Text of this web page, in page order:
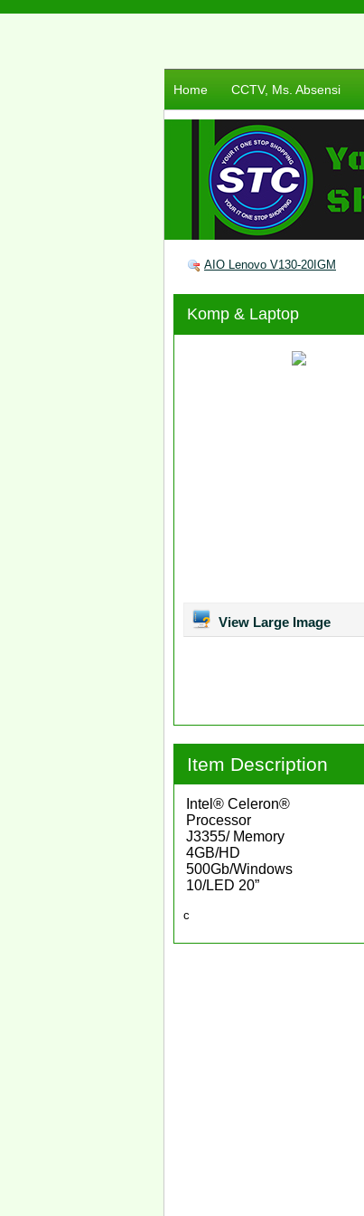
Home CCTV, Ms. Absensi
AIO Lenovo V130-20IGM
Komp & Laptop
View Large Image
Item Description
Intel® Celeron®
Processor
J3355/ Memory
4GB/HD
500Gb/Windows
10/LED 20”
c